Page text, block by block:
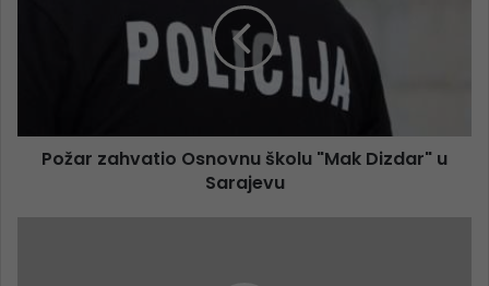
Požar zahvatio Osnovnu školu "Mak Dizdar" u
Sarajevu